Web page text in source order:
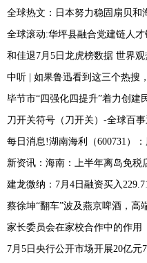
全球热文：日本努力稳固扇贝和
全球滚动:华坪县融合党建链人
和佳退7月5日龙虎榜数据 世界观
中听 | 如果鲁迅看到这三个热搜
毕节市“四强化四提升”着力创建
刀开关符号（刀开关）-全球百事
新资讯：海南：上半年离岛免税
蔡徐坤“翻车”波及燕京啤酒，高
家长委员会在家校合作中的作用
7月5日央行公开市场开展20亿